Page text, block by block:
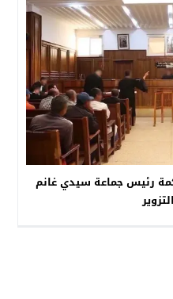
رئيس جماعة سيدي غانم